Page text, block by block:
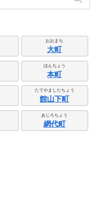
おおまち
大町
ほんちょう
本町
たてやましたちょう
館山下町
あじろちょう
網代町